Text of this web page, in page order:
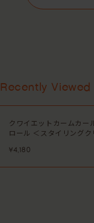
Recently Viewed
クワイエットカームカー
ロール ＜スタイリングク
¥4,180